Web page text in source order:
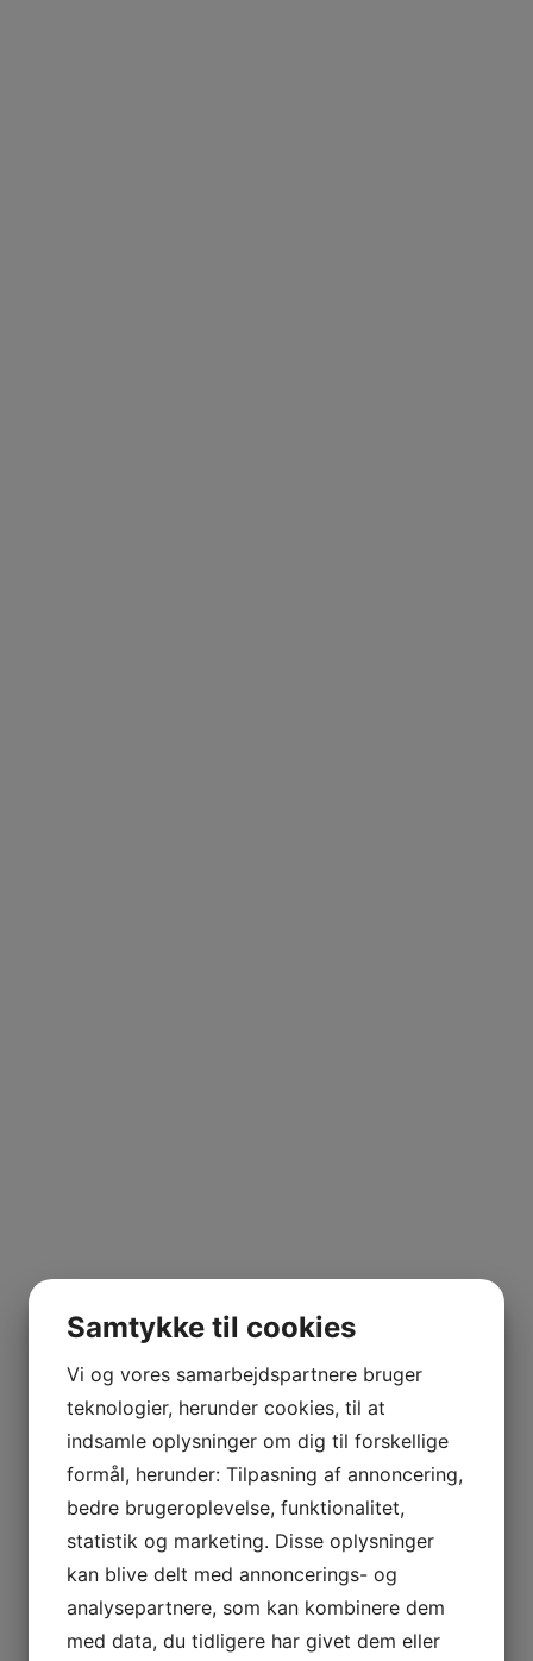
Samtykke til cookies
Vi og vores samarbejdspartnere bruger
teknologier, herunder cookies, til at
indsamle oplysninger om dig til forskellige
formål, herunder: Tilpasning af annoncering,
bedre brugeroplevelse, funktionalitet,
statistik og marketing. Disse oplysninger
kan blive delt med annoncerings- og
analysepartnere, som kan kombinere dem
med data, du tidligere har givet dem eller